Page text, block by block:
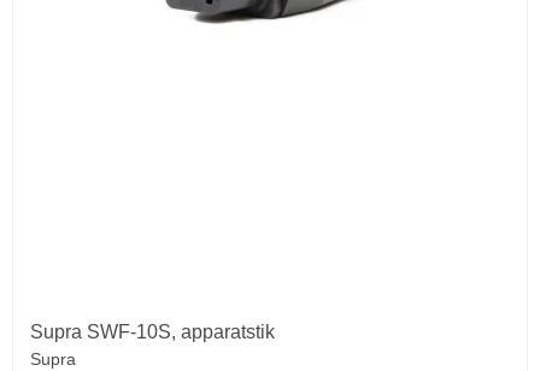
Supra SWF-10S, apparatstik
Supra